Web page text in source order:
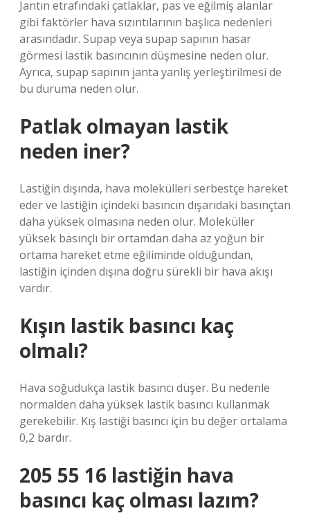
Jantın etrafındaki çatlaklar, pas ve eğilmiş alanlar
gibi faktörler hava sızıntılarının başlıca nedenleri
arasındadır. Supap veya supap sapının hasar
görmesi lastik basıncının düşmesine neden olur.
Ayrıca, supap sapının janta yanlış yerleştirilmesi de
bu duruma neden olur.
Patlak olmayan lastik
neden iner?
Lastiğin dışında, hava molekülleri serbestçe hareket
eder ve lastiğin içindeki basıncın dışarıdaki basınçtan
daha yüksek olmasına neden olur. Moleküller
yüksek basınçlı bir ortamdan daha az yoğun bir
ortama hareket etme eğiliminde olduğundan,
lastiğin içinden dışına doğru sürekli bir hava akışı
vardır.
Kışın lastik basıncı kaç
olmalı?
Hava soğudukça lastik basıncı düşer. Bu nedenle
normalden daha yüksek lastik basıncı kullanmak
gerekebilir. Kış lastiği basıncı için bu değer ortalama
0,2 bardır.
205 55 16 lastiğin hava
basıncı kaç olması lazım?